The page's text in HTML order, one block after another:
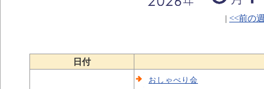
| <<前の
日付
おしゃべり会